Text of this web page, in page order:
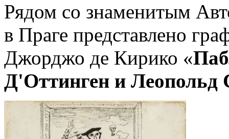
Рядом со знаменитым
в Праге представлено
Джорджо де Кирико «
Д'Оттинген и Леопольд